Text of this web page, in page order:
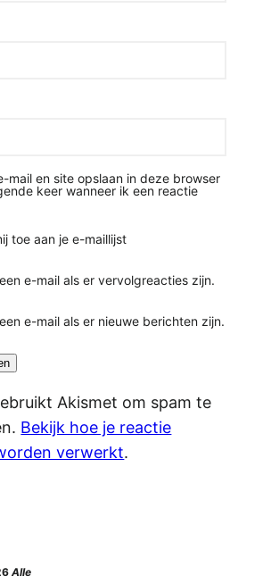
mail en site opslaan in deze browser
keer wanneer ik een reactie
toe aan je e-maillijst
e-mail als er vervolgreacties zijn.
e-mail als er nieuwe berichten zijn.
Akismet om spam te
Bekijk hoe je reactie
verwerkt.
Alle